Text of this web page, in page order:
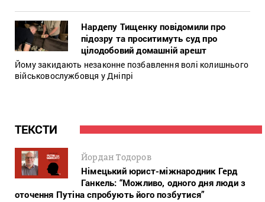
Нардепу Тищенку повідомили про
підозру та проситимуть суд про
цілодобовий домашній арешт
Йому закидають незаконне позбавлення волі колишнього
військовослужбовця у Дніпрі
ТЕКСТИ
Йордан Тодоров
Німецький юрист-міжнародник Герд
Ганкель: “Можливо, одного дня люди з
оточення Путіна спробують його позбутися”